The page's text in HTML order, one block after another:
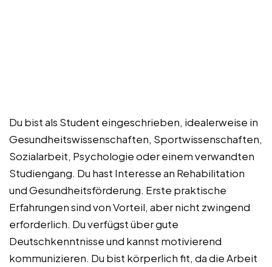
Du bist als Student eingeschrieben, idealerweise in
Gesundheitswissenschaften, Sportwissenschaften,
Sozialarbeit, Psychologie oder einem verwandten
Studiengang. Du hast Interesse an Rehabilitation
und Gesundheitsförderung. Erste praktische
Erfahrungen sind von Vorteil, aber nicht zwingend
erforderlich. Du verfügst über gute
Deutschkenntnisse und kannst motivierend
kommunizieren. Du bist körperlich fit, da die Arbeit